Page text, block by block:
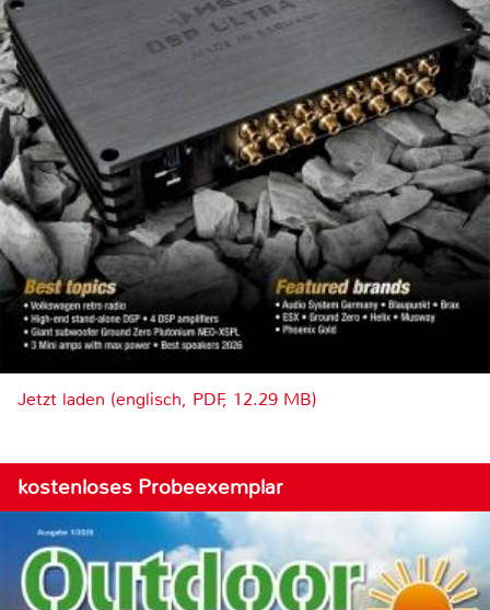
Jetzt laden (englisch, PDF, 12.29 MB)
kostenloses Probeexemplar